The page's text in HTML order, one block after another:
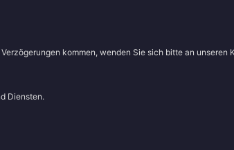
kommen, wenden Sie sich bitte an unseren
Diensten.